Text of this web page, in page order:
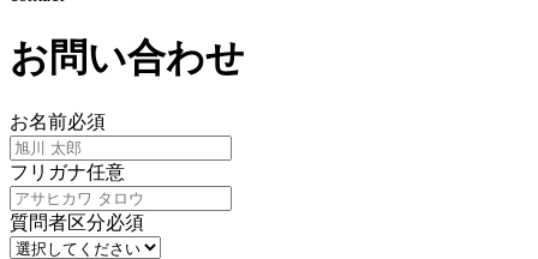
お問い合わせ
お名前必須
フリガナ任意
質問者区分必須